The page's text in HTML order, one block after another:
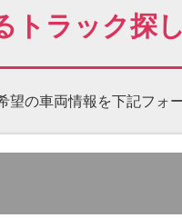
トラック探
望の車両情報を下記フォ